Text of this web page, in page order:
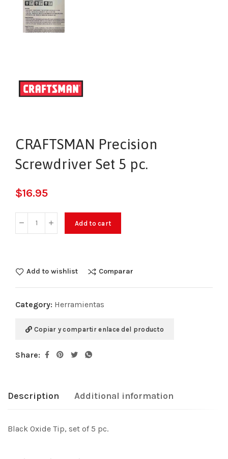
CRAFTSMAN Precision
Screwdriver Set 5 pc.
$16.95
Add to cart
Add to wishlist Comparar
Category: Herramientas
Copiar y compartir enlace del producto
Share:
Description Additional information
Black Oxide Tip, set of 5 pc.